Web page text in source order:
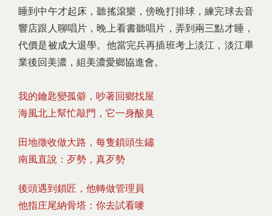
睡到中午才起床，聽搖滾樂，傍晚打排球，練完球去音
響店跟人聊唱片，晚上看書聽唱片，弄到兩三點才睡，
代價是被成大退學。他當完兵再插班考上淡江，淡江畢
業後回美濃，組美濃愛鄉協進會。
我的鑰匙變孤僻，吵著回鄉找屋
海風北上幫忙敲門，它一身酸臭
田地徵收做大路，每隻鎖頭生鏽
南風直說：歹勢，真歹勢
後頭遇到鎖匠，他轉做管理員
他指庄尾納骨塔：你去試看嘜